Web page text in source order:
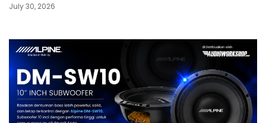
July 30, 2026